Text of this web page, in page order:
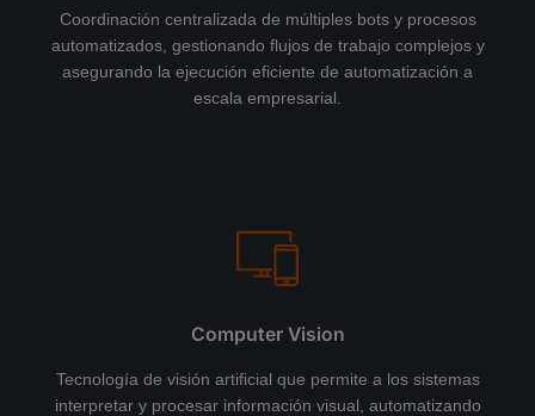
Coordinación centralizada de múltiples bots y procesos
automatizados, gestionando flujos de trabajo complejos y
asegurando la ejecución eficiente de automatización a
escala empresarial.
Computer Vision
Tecnología de visión artificial que permite a los sistemas
interpretar y procesar información visual, automatizando